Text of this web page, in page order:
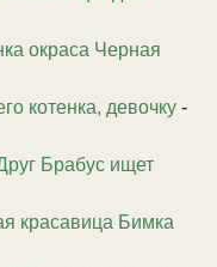
окраса Черная
котенка, девочку -
Брабус ищет
красавица Бимка